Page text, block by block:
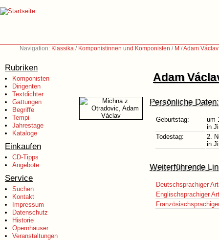
Navigation: Klassika / Komponistinnen und Komponisten / M /Adam
Rubriken
Komponisten
Dirigenten
Textdichter
Gattungen
Begriffe
Tempi
Jahrestage
Kataloge
Einkaufen
CD-Tipps
Angebote
Service
Suchen
Kontakt
Impressum
Datenschutz
Historie
Opernhäuser
Veranstaltungen
Adam
Persönliche Daten:
Geburtstag:
um
in
Todestag:
2.
in
Weiterführende
Deutschsprachiger
Englischsprachiger